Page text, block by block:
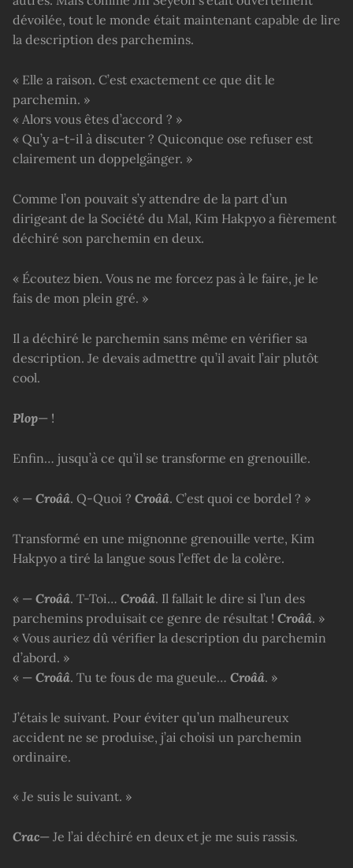
dévoilée, tout le monde était maintenant capable de lire
la description des parchemins.
« Elle a raison. C’est exactement ce que dit le
parchemin. »
« Alors vous êtes d’accord ? »
« Qu’y a-t-il à discuter ? Quiconque ose refuser est
clairement un doppelgänger. »
Comme l’on pouvait s’y attendre de la part d’un
dirigeant de la Société du Mal, Kim Hakpyo a fièrement
déchiré son parchemin en deux.
« Écoutez bien. Vous ne me forcez pas à le faire, je le
fais de mon plein gré. »
Il a déchiré le parchemin sans même en vérifier sa
description. Je devais admettre qu’il avait l’air plutôt
cool.
Plop— !
Enfin… jusqu’à ce qu’il se transforme en grenouille.
« — Croââ. Q-Quoi ? Croââ. C’est quoi ce bordel ? »
Transformé en une mignonne grenouille verte, Kim
Hakpyo a tiré la langue sous l’effet de la colère.
« — Croââ. T-Toi… Croââ. Il fallait le dire si l’un des
parchemins produisait ce genre de résultat ! Croââ. »
« Vous auriez dû vérifier la description du parchemin
d’abord. »
« — Croââ. Tu te fous de ma gueule… Croââ. »
J’étais le suivant. Pour éviter qu’un malheureux
accident ne se produise, j’ai choisi un parchemin
ordinaire.
« Je suis le suivant. »
Crac— Je l’ai déchiré en deux et je me suis rassis.